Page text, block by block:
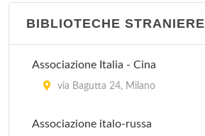
BIBLIOTECHE STRANIERE
Associazione Italia - Cina
via Bagutta 24, Milano
Associazione italo-russa